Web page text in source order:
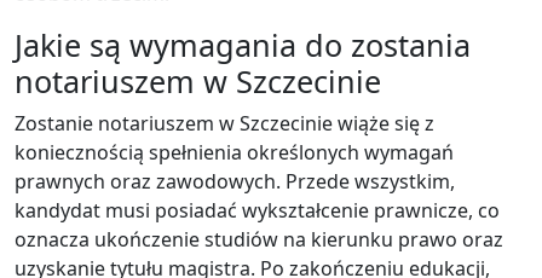
Jakie są wymagania do zostania
notariuszem w Szczecinie
Zostanie notariuszem w Szczecinie wiąże się z
koniecznością spełnienia określonych wymagań
prawnych oraz zawodowych. Przede wszystkim,
kandydat musi posiadać wykształcenie prawnicze, co
oznacza ukończenie studiów na kierunku prawo oraz
uzyskanie tytułu magistra. Po zakończeniu edukacji,